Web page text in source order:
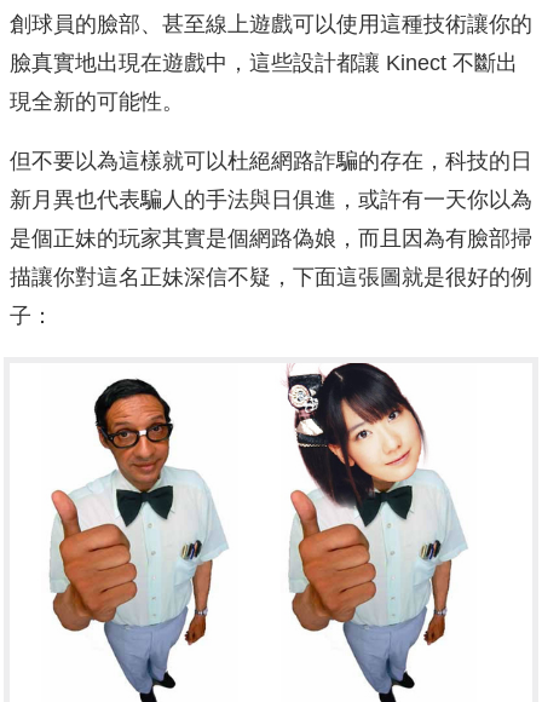
創球員的臉部、甚至線上遊戲可以使用這種技術讓你的
臉真實地出現在遊戲中，這些設計都讓 Kinect 不斷出
現全新的可能性。
但不要以為這樣就可以杜絕網路詐騙的存在，科技的日
新月異也代表騙人的手法與日俱進，或許有一天你以為
是個正妹的玩家其實是個網路偽娘，而且因為有臉部掃
描讓你對這名正妹深信不疑，下面這張圖就是很好的例
子：